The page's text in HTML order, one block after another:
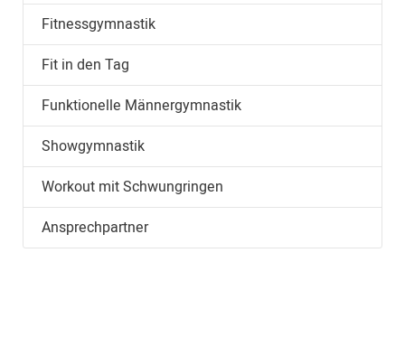
Fitnessgymnastik
Fit in den Tag
Funktionelle Männergymnastik
Showgymnastik
Workout mit Schwungringen
Ansprechpartner